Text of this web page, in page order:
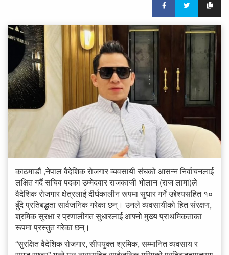
काठमाडौं ,नेपाल वैदेशिक रोजगार व्यवसायी संघको आसन्न निर्वाचनलाई
लक्षित गर्दै सचिव पदका उम्मेदवार राजकाजी भोलान (राज लामा)ले
वैदेशिक रोजगार क्षेत्रलाई दीर्घकालीन रूपमा सुधार गर्ने उद्देश्यसहित १०
बुँदे प्रतिबद्धता सार्वजनिक गरेका छन्। उनले व्यवसायीको हित संरक्षण,
श्रमिक सुरक्षा र प्रणालीगत सुधारलाई आफ्नो मुख्य प्राथमिकताका
रूपमा प्रस्तुत गरेका छन्।
“सुरक्षित वैदेशिक रोजगार, सीपयुक्त श्रमिक, सम्मानित व्यवसाय र